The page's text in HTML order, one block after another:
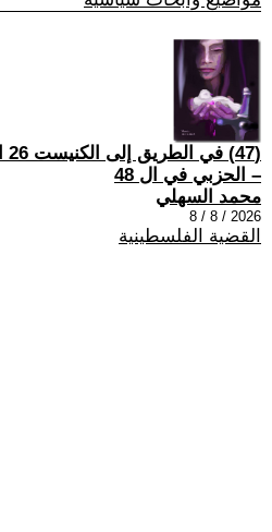
– الحزبي في ال 48
محمد السهلي
2026 / 8 / 8
القضية الفلسطينية